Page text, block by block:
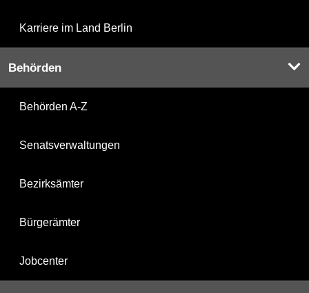
Karriere im Land Berlin
Behörden
Behörden A-Z
Senatsverwaltungen
Bezirksämter
Bürgerämter
Jobcenter